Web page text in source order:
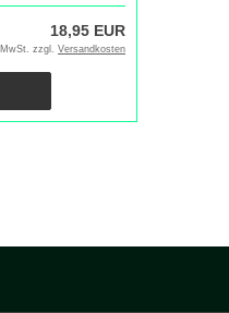
18,95 EUR
zzgl. Versandkosten